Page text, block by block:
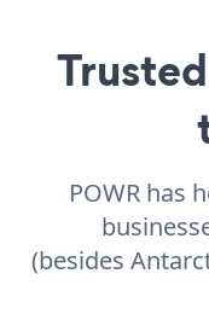
POWR has
(besides